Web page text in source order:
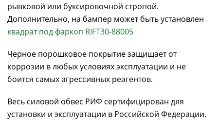
рывковой или буксировочной стропой.
Дополнительно, на бампер может быть установлен
квадрат под фаркоп RIFT30-88005
Черное порошковое покрытие защищает от
коррозии в любых условиях эксплуатации и не
боится самых агрессивных реагентов.
Весь силовой обвес РИФ сертифицирован для
установки и эксплуатации в Российской Федерации.